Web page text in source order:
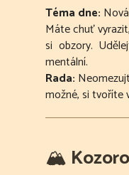
Téma dne:
Máte chuť
si obzory.
mentální.
Rada:
možné, si tvoříte
🏔